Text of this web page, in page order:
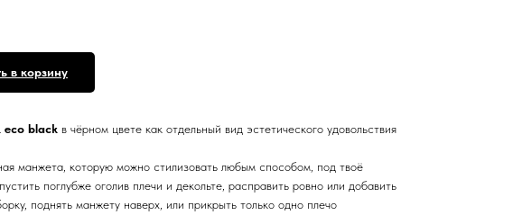
в корзину
eco black в чёрном цвете как отдельный вид эстетического удовольствия
манжета, которую можно стилизовать любым способом, под твоё
поглубже оголив плечи и декольте, расправить ровно или добавить
поднять манжету наверх, или прикрыть только одно плечо